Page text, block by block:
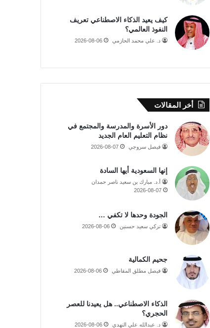
كيف يعيد الذكاء الاصطناعي تعريف
النفوذ العالمي؟
د. علي محمد الحازمي 2026-08-06
أخر المقالات
دور الأسرة والمدرسة والمجتمع في
نظام التعليم العام الجديد
فيصل سروجي 2026-08-07
إنها السعودية أيها السادة
أ.د. مبارك بن سعيد ناصر حمدان
2026-08-07
الجودة وحدها لا تكفي …
تركي سعيد حسنين 2026-08-06
جحيم الكمالية
فيصل مطلق المقاطي 2026-08-06
الذكاء الاصطناعي.. هل يعيدنا للعصر
الحجري؟
د. عبدالله علي النهدي 2026-08-06